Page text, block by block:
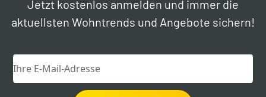
Jetzt kostenlos anmelden und immer die
aktuellsten Wohntrends und Angebote sichern!